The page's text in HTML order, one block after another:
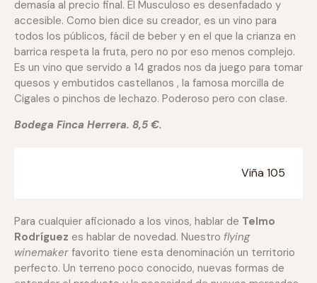
demasía al precio final. El Musculoso es desenfadado y
accesible. Como bien dice su creador, es un vino para
todos los públicos, fácil de beber y en el que la crianza en
barrica respeta la fruta, pero no por eso menos complejo.
Es un vino que servido a 14 grados nos da juego para tomar
quesos y embutidos castellanos , la famosa morcilla de
Cigales o pinchos de lechazo. Poderoso pero con clase.
Bodega Finca Herrera. 8,5 €.
Viña 105
Para cualquier aficionado a los vinos, hablar de Telmo
Rodríguez es hablar de novedad. Nuestro flying
winemaker favorito tiene esta denominación un territorio
perfecto. Un terreno poco conocido, nuevas formas de